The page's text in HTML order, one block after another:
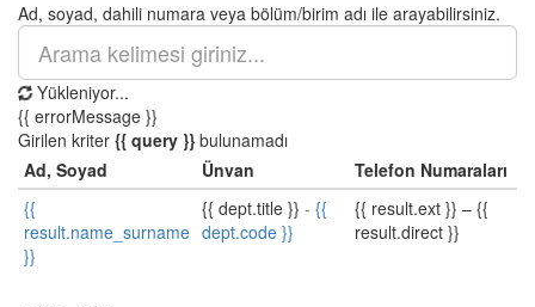
Ad, soyad, dahili numara veya bölüm/birim adı ile arayabilirsiniz.
Yükleniyor...
{{ errorMessage }}
Girilen kriter {{ query }} bulunamadı
Ad, Soyad
Ünvan
Telefon Numaraları
{{
result.name_surname
}}
{{ dept.title }} - {{
dept.code }}
{{ result.ext }} – {{
result.direct }}